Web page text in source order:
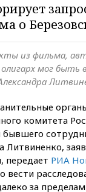
о
из фильма,
мог быть
комитета
бывшего
Литвиненко,
передает РИА
вести
за